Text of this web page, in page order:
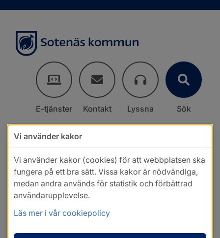
E-tjänster Kontakt Lyssna Sök
Vi använder kakor
Vi använder kakor (cookies) för att webbplatsen ska
fungera på ett bra sätt. Vissa kakor är nödvändiga,
medan andra används för statistik och förbättrad
användarupplevelse.
Läs mer i vår cookiepolicy